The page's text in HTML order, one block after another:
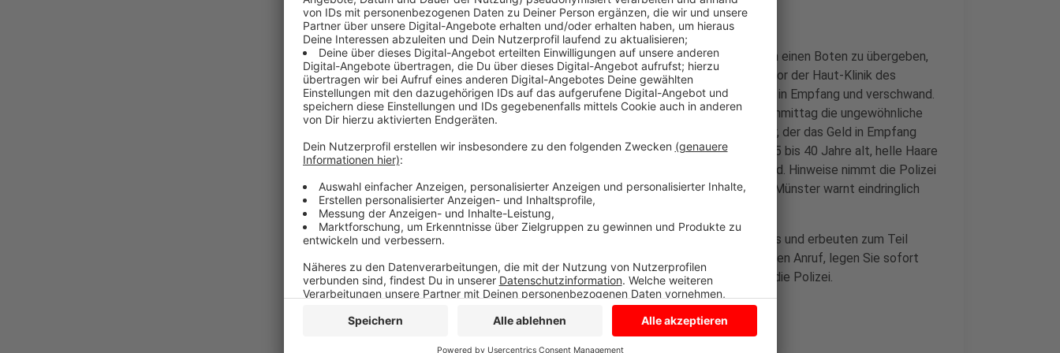
Der vermeintliche Sohn instruierte ihn, das Geld bei der Uniklinik an einen Boten zu übergeben,
da er das Krankenhaus nicht verlassen dürfe. Auf dem Parkplatz vor der Haut-Klinik des
Uniklinikums erwartete ein Unbekannter den Mann, nahm das Geld in Empfang und verschwand.
Der Schwindel flog auf, als die Tochter des Mannes noch am Nachmittag die ungewöhnliche
Kontobewegung bei ihrem Vater bemerkte. Der unbekannte Täter, der das Geld in Empfang
nahm, wird wie folgt beschrieben: 175 bis 180 Zentimeter groß, 35 bis 40 Jahre alt, helle Haare
mit Bart, hellbeige Jacke und Hose, ungepflegtes Erscheinungsbild. Hinweise nimmt die Polizei
Münster unter der Rufnummer 0251 275-0 entgegen. Die Polizei Münster warnt eindringlich
vor der Masche sogenannter Schockanrufe.
Die Täter nutzen schamlos die emotionale Notlage ihrer Opfer aus und erbeuten zum Teil
horrende Summen. Erhalten Sie oder Ihre Angehörigen einen solchen Anruf, legen Sie sofort
auf, gehen Sie auf keine Geldforderungen ein und informieren Sie die Polizei.